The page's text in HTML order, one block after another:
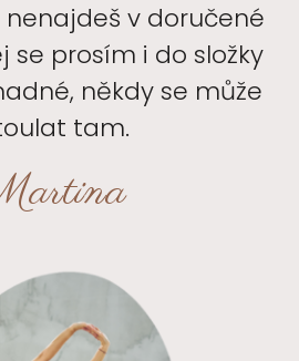
v doručené
se prosím i do složky
někdy se může
tam.